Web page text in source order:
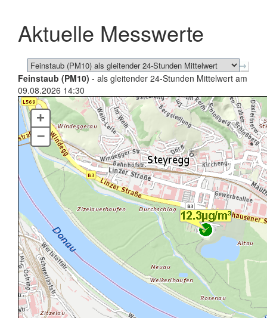
schließen
Aktuelle Messwerte
Feinstaub (PM10) - als gleitender 24-Stunden Mittelwert am
09.08.2026 14:30
+
–